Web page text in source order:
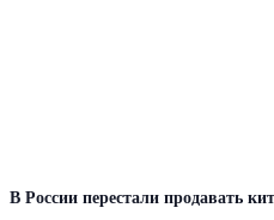
В России перестали продавать